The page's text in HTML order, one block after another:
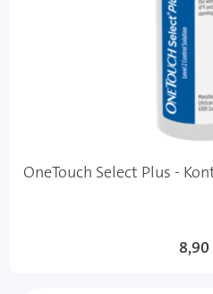
OneTouch Select Plus -
8,90